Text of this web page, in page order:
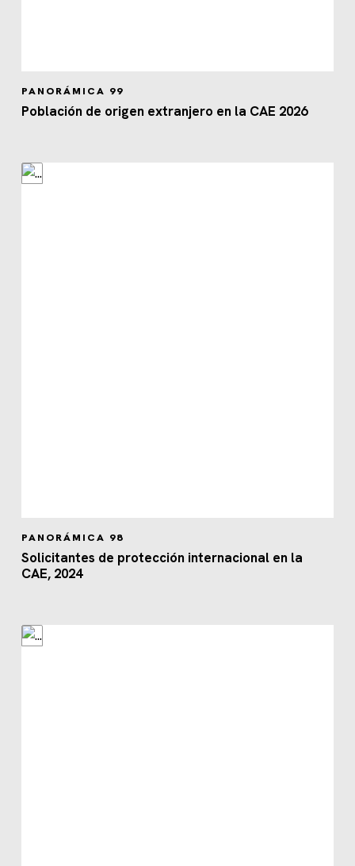
PANORÁMICA 99
Población de origen extranjero en la CAE 2026
PANORÁMICA 98
Solicitantes de protección internacional en la
CAE, 2024